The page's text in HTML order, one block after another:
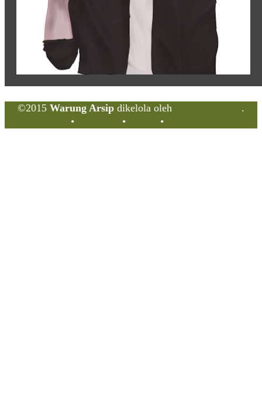
©2015 Warung Arsip dikelola oleh
.
• • •